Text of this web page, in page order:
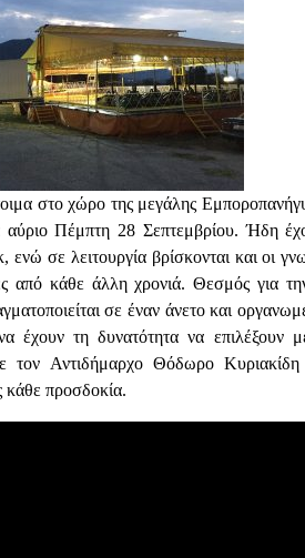
στο χώρο της μεγάλης
αύριο Πέμπτη 28 Σεπτεμβρίου. Ήδη
, ενώ σε λειτουργία βρίσκονται και οι
από κάθε άλλη χρονιά. Θεσμός για
σε έναν άνετο και
έχουν τη δυνατότητα να επιλέξουν
τον Αντιδήμαρχο Θόδωρο Κυριακίδη
κάθε προσδοκία.